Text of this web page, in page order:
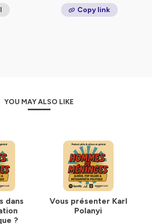
Copy link
YOU MAY ALSO LIKE
dans
?
Vous présenter Karl
Polanyi